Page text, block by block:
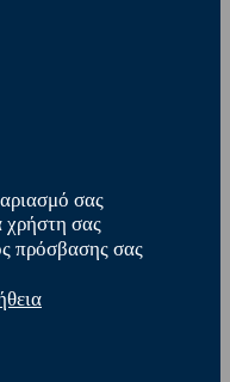
σας
χρήστη σας
πρόσβασης σας